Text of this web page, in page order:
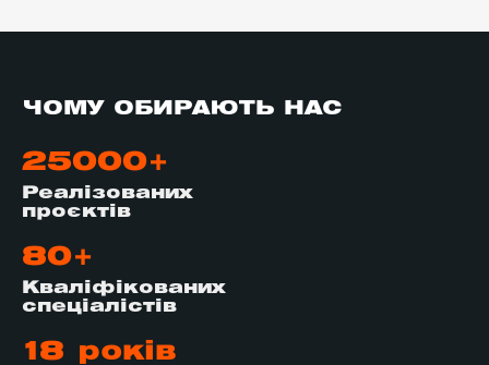
ЧОМУ ОБИРАЮТЬ НАС
25000+
Реалізованих
проєктів
80+
Кваліфікованих
спеціалістів
18 років